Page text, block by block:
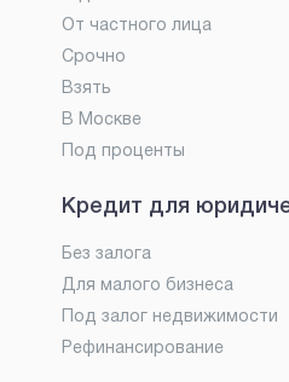
От частного лица
Срочно
Взять
В Москве
Под проценты
Кредит для
Без залога
Для малого бизнеса
Под залог недвижимости
Рефинансирование